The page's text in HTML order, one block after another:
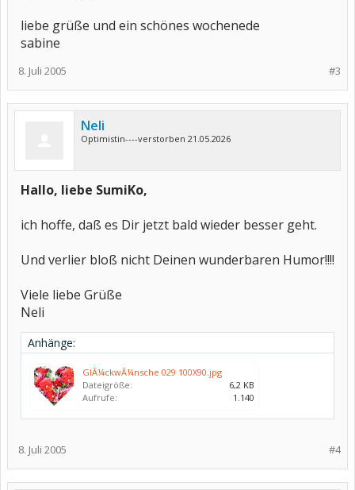
liebe grüße und ein schönes wochenede
sabine
#3
8. Juli 2005
Neli
Optimistin----verstorben 21.05.2026
Hallo, liebe SumiKo,
ich hoffe, daß es Dir jetzt bald wieder besser geht.
Und verlier bloß nicht Deinen wunderbaren Humor!!!!
Viele liebe Grüße
Neli
Anhänge:
GlÃ¼ckwÃ¼nsche 029 100X90.jpg
Dateigröße:
6,2 KB
Aufrufe:
1.140
#4
8. Juli 2005